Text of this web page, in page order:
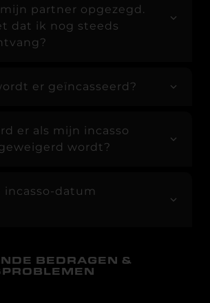
partner opgezegd.
dat ik nog steeds
er geïncasseerd?
er als mijn incasso
wordt?
incasso-datum
BEDRAGEN &